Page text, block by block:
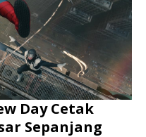
Day Cetak
Sepanjang